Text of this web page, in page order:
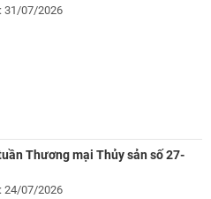
31/07/2026
Thương mại Thủy sản số 27-
24/07/2026